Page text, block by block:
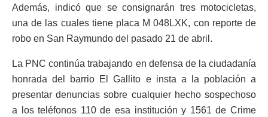
Además, indicó que se consignarán tres motocicletas,
una de las cuales tiene placa M 048LXK, con reporte de
robo en San Raymundo del pasado 21 de abril.
La PNC continúa trabajando en defensa de la ciudadanía
honrada del barrio El Gallito e insta a la población a
presentar denuncias sobre cualquier hecho sospechoso
a los teléfonos 110 de esa institución y 1561 de Crime